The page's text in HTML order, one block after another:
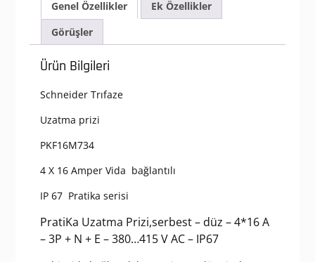
4x16A
Trifaze
IP67
Vida
Uzatma
Prizi
Genel Özellikler
Ek Özellikler
Görüşler
Ürün Bilgileri
Schneider Trıfaze
Uzatma prizi
PKF16M734
4 X 16 Amper Vida bağlantılı
IP 67 Pratika serisi
PratiKa Uzatma Prizi,serbest – düz – 4*16 A
– 3P + N + E – 380…415 V AC – IP67